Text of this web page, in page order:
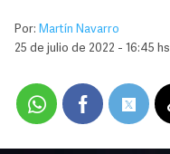
Por: Martín Navarro
25 de julio de 2022 - 16:45 hs